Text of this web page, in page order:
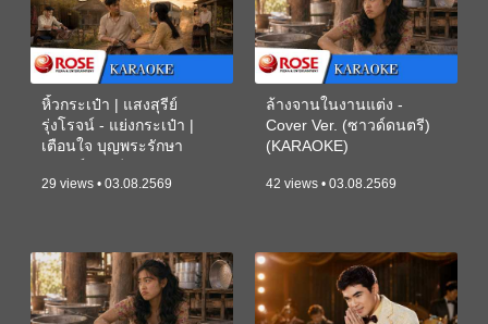
หิ้วกระเป๋า | แสงสุรีย์
รุ่งโรจน์ - แย่งกระเป๋า |
เตือนใจ บุญพระรักษา
29 views • 03.08.2569
ล้างจานในงานแต่ง -
Cover Ver. (ซาวด์ดนตรี)
(KARAOKE)
42 views • 03.08.2569